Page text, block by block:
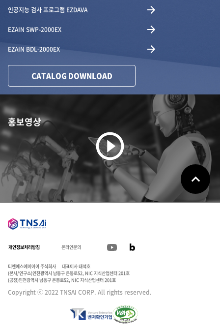
인공지능 검사 프로그램 EZDAVA
EZAIN SWP-2000EX
EZAIN BDL-2000EX
CATALOG DOWNLOAD
홍보영상
개인정보처리방침 온라인문의
티엔에스에이아이 주식회사
대표이사 태석호
(본사/연구소)인천광역시 남동구 은봉로52, NIC 지식산업센터 201호
(공장)인천광역시 남동구 은봉로52, NIC 지식산업센터 201호
Copyright ⓒ 2022 TNSAI CORP. All rights reserved.